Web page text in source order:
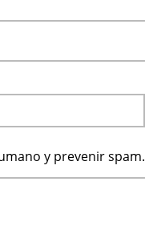
y prevenir spam.